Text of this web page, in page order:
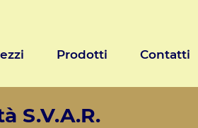
Prodotti Contatti
S.V.A.R.